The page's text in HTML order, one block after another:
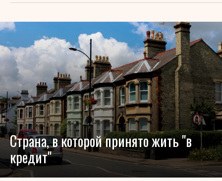
Cтрана, в которой принято жить "в
кредит"